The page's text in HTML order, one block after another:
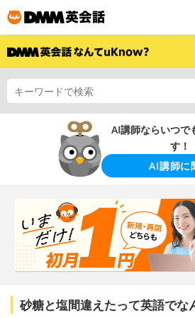
AI講師ならいつで
す！
AI講師に
砂糖と塩間違えたって英語でな